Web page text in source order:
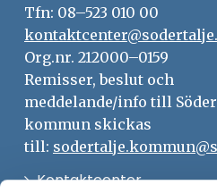
Tfn: 08–523 010 00
Org.nr. 212000–0159
Remisser, beslut och
meddelande/info till
kommun skickas
till:
KontaktcenterÖppna